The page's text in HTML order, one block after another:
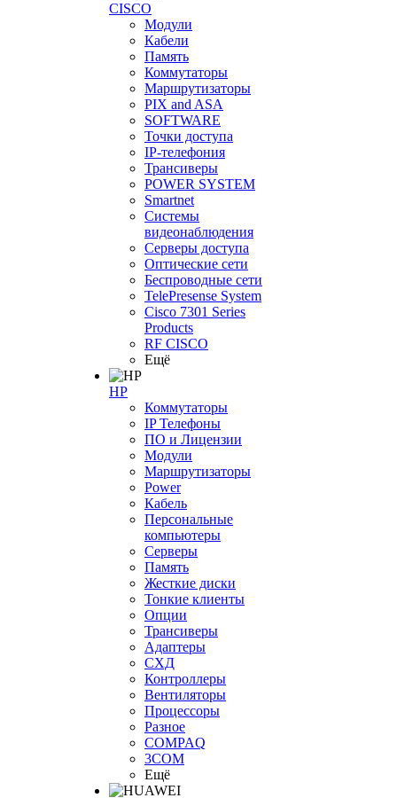
CISCO
Модули
Кабели
Память
Коммутаторы
Маршрутизаторы
PIX and ASA
SOFTWARE
Точки доступа
IP-телефония
Трансиверы
POWER SYSTEM
Smartnet
Системы
видеонаблюдения
Серверы доступа
Оптические сети
Беспроводные сети
TelePresense System
Cisco 7301 Series
Products
RF CISCO
Ещё
HP
Коммутаторы
IP Телефоны
ПО и Лицензии
Модули
Маршрутизаторы
Power
Кабель
Персональные
компьютеры
Серверы
Память
Жесткие диски
Тонкие клиенты
Опции
Трансиверы
Адаптеры
СХД
Контроллеры
Вентиляторы
Процессоры
Разное
COMPAQ
3COM
Ещё